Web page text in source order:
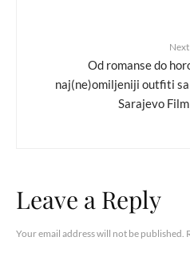
Next
Od romanse do
naj(ne)omiljeniji outfiti
Sarajevo
Leave a Reply
Your email address will not be published.